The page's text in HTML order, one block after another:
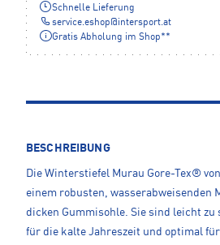
Schnelle Lieferung
service.eshop@ intersport.at
Gratis Abholung im Shop**
BESCHREIBUNG
Die Winterstiefel Murau Gore-Tex®
einem robusten, wasserabweisenden
dicken Gummisohle. Sie sind leicht
für die kalte Jahreszeit und optimal